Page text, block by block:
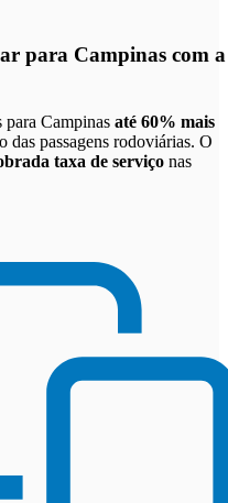
para Campinas com a
para Campinas até 60% mais
das passagens rodoviárias. O
taxa de serviço nas